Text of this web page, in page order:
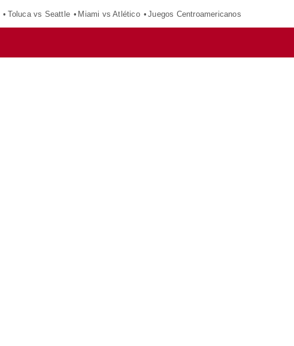
Toluca vs Seattle Miami vs Atlético Juegos Centroamericanos